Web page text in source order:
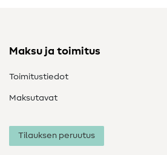
Maksu ja toimitus
Toimitustiedot
Maksutavat
Tilauksen peruutus